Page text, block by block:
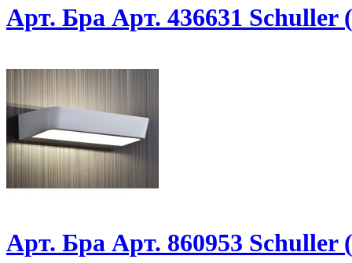
Арт. Бра Арт. 436631 Schuller
Арт. Бра Арт. 860953 Schuller